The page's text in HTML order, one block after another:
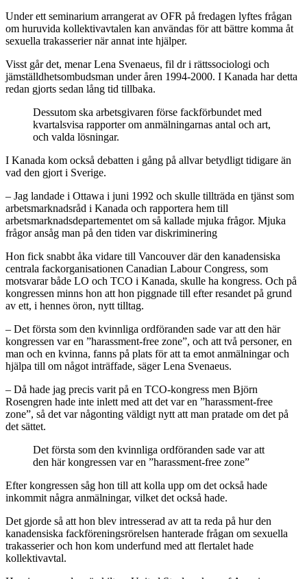
Under ett seminarium arrangerat av OFR på fredagen lyftes frågan
om huruvida kollektivavtalen kan användas för att bättre komma åt
sexuella trakasserier när annat inte hjälper.
Visst går det, menar Lena Svenaeus, fil dr i rättssociologi och
jämställdhetsombudsman under åren 1994-2000. I Kanada har detta
redan gjorts sedan lång tid tillbaka.
Dessutom ska arbetsgivaren förse fackförbundet med
kvartalsvisa rapporter om anmälningarnas antal och art,
och valda lösningar.
I Kanada kom också debatten i gång på allvar betydligt tidigare än
vad den gjort i Sverige.
– Jag landade i Ottawa i juni 1992 och skulle tillträda en tjänst som
arbetsmarknadsråd i Kanada och rapportera hem till
arbetsmarknadsdepartementet om så kallade mjuka frågor. Mjuka
frågor ansåg man på den tiden var diskriminering
Hon fick snabbt åka vidare till Vancouver där den kanadensiska
centrala fackorganisationen Canadian Labour Congress, som
motsvarar både LO och TCO i Kanada, skulle ha kongress. Och på
kongressen minns hon att hon piggnade till efter resandet på grund
av ett, i hennes öron, nytt tilltag.
– Det första som den kvinnliga ordföranden sade var att den här
kongressen var en ”harassment-free zone”, och att två personer, en
man och en kvinna, fanns på plats för att ta emot anmälningar och
hjälpa till om något inträffade, säger Lena Svenaeus.
– Då hade jag precis varit på en TCO-kongress men Björn
Rosengren hade inte inlett med att det var en ”harassment-free
zone”, så det var någonting väldigt nytt att man pratade om det på
det sättet.
Det första som den kvinnliga ordföranden sade var att
den här kongressen var en ”harassment-free zone”
Efter kongressen såg hon till att kolla upp om det också hade
inkommit några anmälningar, vilket det också hade.
Det gjorde så att hon blev intresserad av att ta reda på hur den
kanadensiska fackföreningsrörelsen hanterade frågan om sexuella
trakasserier och hon kom underfund med att flertalet hade
kollektivavtal.